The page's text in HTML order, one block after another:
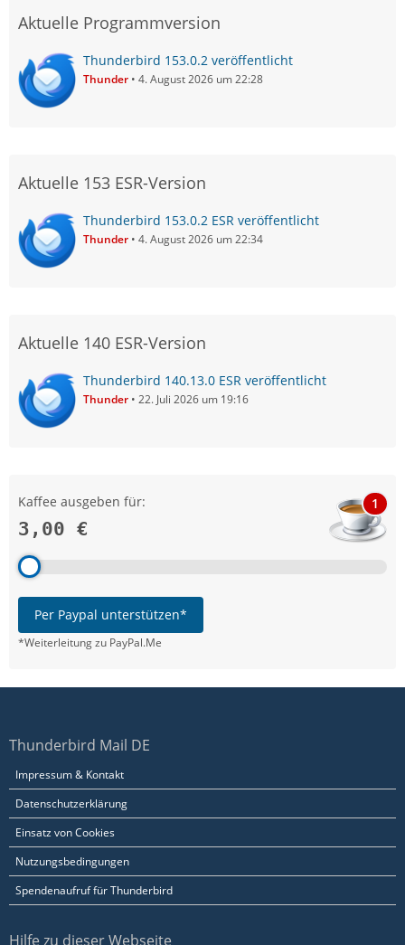
Aktuelle Programmversion
Thunderbird 153.0.2 veröffentlicht
Thunder 4. August 2026 um 22:28
Aktuelle 153 ESR-Version
Thunderbird 153.0.2 ESR veröffentlicht
Thunder 4. August 2026 um 22:34
Aktuelle 140 ESR-Version
Thunderbird 140.13.0 ESR veröffentlicht
Thunder 22. Juli 2026 um 19:16
Kaffee ausgeben für:
3,00 €
1
Per Paypal unterstützen*
*Weiterleitung zu PayPal.Me
Thunderbird Mail DE
Impressum & Kontakt
Datenschutzerklärung
Einsatz von Cookies
Nutzungsbedingungen
Spendenaufruf für Thunderbird
Hilfe zu dieser Webseite